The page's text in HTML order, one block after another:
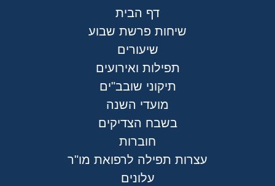
דף הבית
שיחות פרשת שבוע
שיעורים
תפילות ואירועים
תיקוני שובב"ים
מועדי השנה
בשבח הצדיקים
חוברות
עצרות תפילה לרפואת מו"ר
עלונים